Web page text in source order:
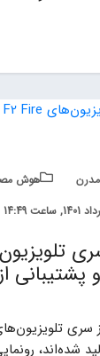
هوش
شده‌اند،